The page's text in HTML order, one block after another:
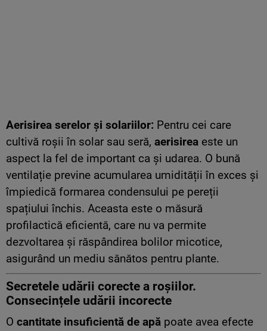
Aerisirea serelor și solariilor: Pentru cei care
cultivă roșii în solar sau seră, aerisirea este un
aspect la fel de important ca și udarea. O bună
ventilație previne acumularea umidității în exces și
împiedică formarea condensului pe pereții
spațiului închis. Aceasta este o măsură
profilactică eficientă, care nu va permite
dezvoltarea și răspândirea bolilor micotice,
asigurând un mediu sănătos pentru plante.
Secretele udării corecte a roșiilor.
Consecințele udării incorecte
O cantitate insuficientă de apă poate avea efecte